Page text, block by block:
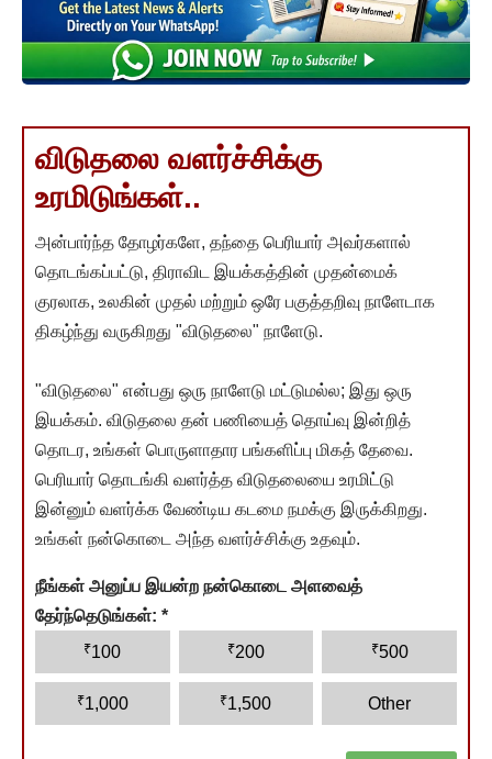
விடுதலை வளர்ச்சிக்கு
உரமிடுங்கள்..
அன்பார்ந்த தோழர்களே, தந்தை பெரியார் அவர்களால்
தொடங்கப்பட்டு, திராவிட இயக்கத்தின் முதன்மைக்
குரலாக, உலகின் முதல் மற்றும் ஒரே பகுத்தறிவு நாளேடாக
திகழ்ந்து வருகிறது "விடுதலை" நாளேடு.
"விடுதலை" என்பது ஒரு நாளேடு மட்டுமல்ல; இது ஒரு
இயக்கம். விடுதலை தன் பணியைத் தொய்வு இன்றித்
தொடர, உங்கள் பொருளாதார பங்களிப்பு மிகத் தேவை.
பெரியார் தொடங்கி வளர்த்த விடுதலையை உரமிட்டு
இன்னும் வளர்க்க வேண்டிய கடமை நமக்கு இருக்கிறது.
உங்கள் நன்கொடை அந்த வளர்ச்சிக்கு உதவும்.
நீங்கள் அனுப்ப இயன்ற நன்கொடை அளவைத்
தேர்ந்தெடுங்கள்: *
₹100 ₹200 ₹500
₹1,000 ₹1,500 Other